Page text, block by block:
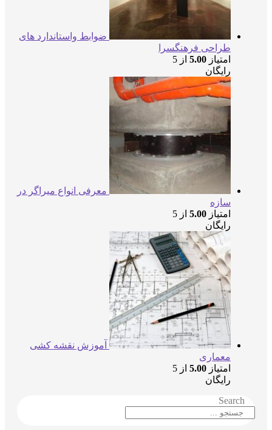
ضوابط واستاندارد های
طراحی فرهنگسرا
امتیاز 5.00 از 5
رایگان
معرفی انواع میراگر در
سازه
امتیاز 5.00 از 5
رایگان
آموزش نقشه کشی
معماری
امتیاز 5.00 از 5
رایگان
Search